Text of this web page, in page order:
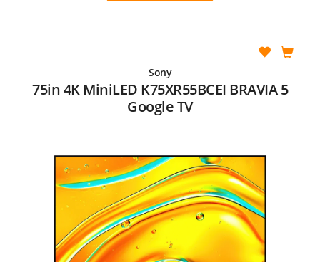
Sony
75in 4K MiniLED K75XR55BCEI BRAVIA 5
Google TV